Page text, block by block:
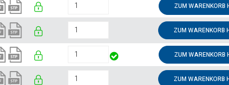
ZUM WARENKORB
ZUM WARENKORB
ZUM WARENKORB
ZUM WARENKORB